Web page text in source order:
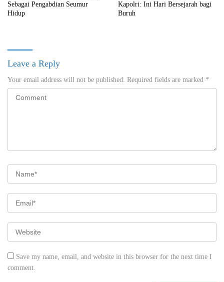
Sebagai Pengabdian Seumur
Hidup
Kapolri: Ini Hari Bersejarah bagi
Buruh
Leave a Reply
Your email address will not be published. Required fields are marked *
Save my name, email, and website in this browser for the next time I
comment.